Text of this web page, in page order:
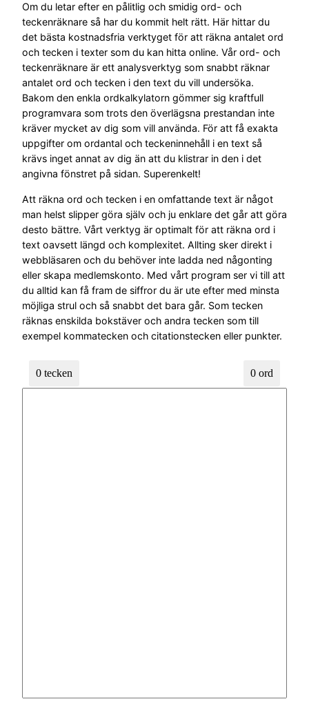
Om du letar efter en pålitlig och smidig ord- och
teckenräknare så har du kommit helt rätt. Här hittar du
det bästa kostnadsfria verktyget för att räkna antalet ord
och tecken i texter som du kan hitta online. Vår ord- och
teckenräknare är ett analysverktyg som snabbt räknar
antalet ord och tecken i den text du vill undersöka.
Bakom den enkla ordkalkylatorn gömmer sig kraftfull
programvara som trots den överlägsna prestandan inte
kräver mycket av dig som vill använda. För att få exakta
uppgifter om ordantal och teckeninnehåll i en text så
krävs inget annat av dig än att du klistrar in den i det
angivna fönstret på sidan. Superenkelt!
Att räkna ord och tecken i en omfattande text är något
man helst slipper göra själv och ju enklare det går att göra
desto bättre. Vårt verktyg är optimalt för att räkna ord i
text oavsett längd och komplexitet. Allting sker direkt i
webbläsaren och du behöver inte ladda ned någonting
eller skapa medlemskonto. Med vårt program ser vi till att
du alltid kan få fram de siffror du är ute efter med minsta
möjliga strul och så snabbt det bara går. Som tecken
räknas enskilda bokstäver och andra tecken som till
exempel kommatecken och citationstecken eller punkter.